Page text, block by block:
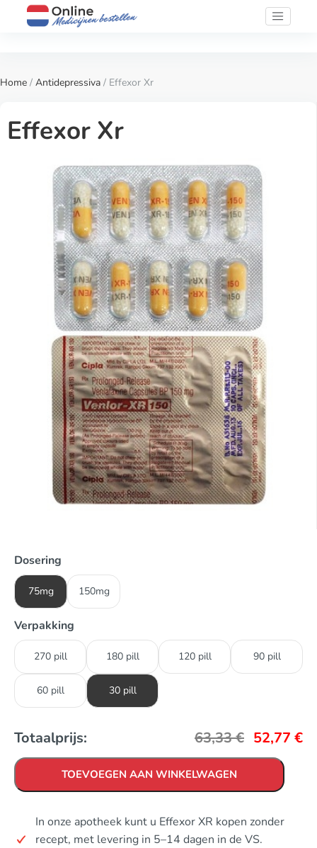
Home / Antidepressiva / Effexor Xr
Effexor Xr
Dosering
75mg 150mg
Verpakking
270 pill 180 pill 120 pill 90 pill
60 pill 30 pill
Totaalprijs: 63,33€ 52,77 €
TOEVOEGEN AAN WINKELWAGEN
In onze apotheek kunt u Effexor XR kopen zonder
recept, met levering in 5–14 dagen in de VS.